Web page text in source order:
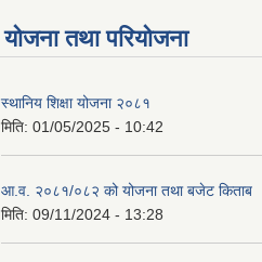
योजना तथा परियोजना
स्थानिय शिक्षा योजना २०८१
मिति: 01/05/2025 - 10:42
आ.व. २०८१/०८२ को योजना तथा बजेट किताब
मिति: 09/11/2024 - 13:28